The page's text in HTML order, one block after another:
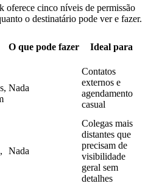
oferece cinco níveis de permissão
o destinatário pode ver e fazer.
O que pode fazer Ideal para
Nada
Contatos
externos e
agendamento
casual
Nada
Colegas mais
distantes que
precisam de
visibilidade
geral sem
detalhes